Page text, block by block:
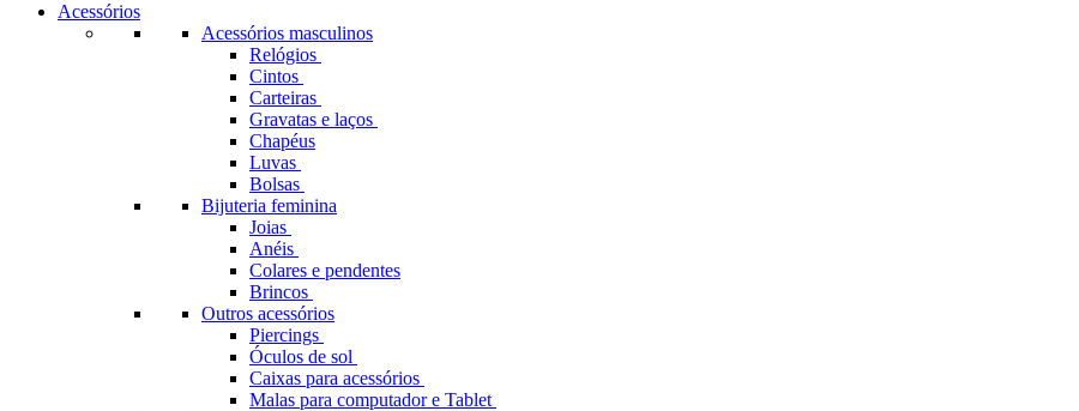
Acessórios
Acessórios masculinos
Relógios
Cintos
Carteiras
Gravatas e laços
Chapéus
Luvas
Bolsas
Bijuteria feminina
Joias
Anéis
Colares e pendentes
Brincos
Outros acessórios
Piercings
Óculos de sol
Caixas para acessórios
Malas para computador e Tablet